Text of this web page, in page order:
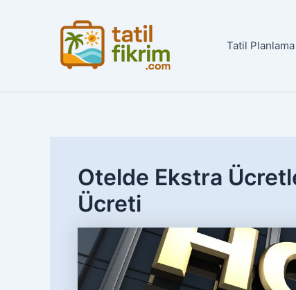
Tatil
Otelde Ekstra
Ücreti